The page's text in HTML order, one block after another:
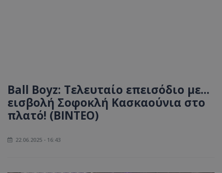
Ball Boyz: Τελευταίο επεισόδιο με...
εισβολή Σοφοκλή Κασκαούνια στο
πλατό! (ΒΙΝΤΕΟ)
22.06.2025 - 16:43